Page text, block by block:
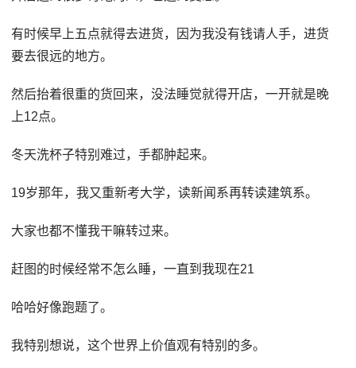
有时候早上五点就得去进货，因为我没有钱请人手，进货
要去很远的地方。
然后抬着很重的货回来，没法睡觉就得开店，一开就是晚
上12点。
冬天洗杯子特别难过，手都肿起来。
19岁那年，我又重新考大学，读新闻系再转读建筑系。
大家也都不懂我干嘛转过来。
赶图的时候经常不怎么睡，一直到我现在21
哈哈好像跑题了。
我特别想说，这个世界上价值观有特别的多。